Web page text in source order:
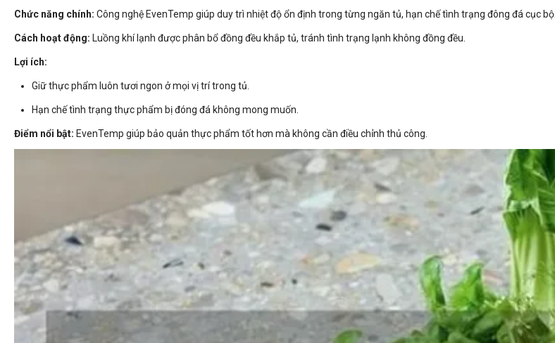
Chức năng chính: Công nghệ EvenTemp giúp duy trì nhiệt độ ổn định trong từng ngăn tủ, hạn chế tình trạng đông đá cục bộ.
Cách hoạt động: Luồng khí lạnh được phân bổ đồng đều khắp tủ, tránh tình trạng lạnh không đồng đều.
Lợi ích:
Giữ thực phẩm luôn tươi ngon ở mọi vị trí trong tủ.
Hạn chế tình trạng thực phẩm bị đóng đá không mong muốn.
Điểm nổi bật: EvenTemp giúp bảo quản thực phẩm tốt hơn mà không cần điều chỉnh thủ công.